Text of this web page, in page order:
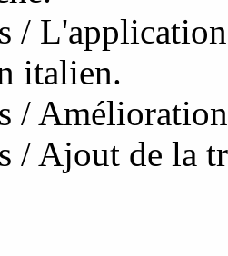
/
italien.
/
/ Ajout de la